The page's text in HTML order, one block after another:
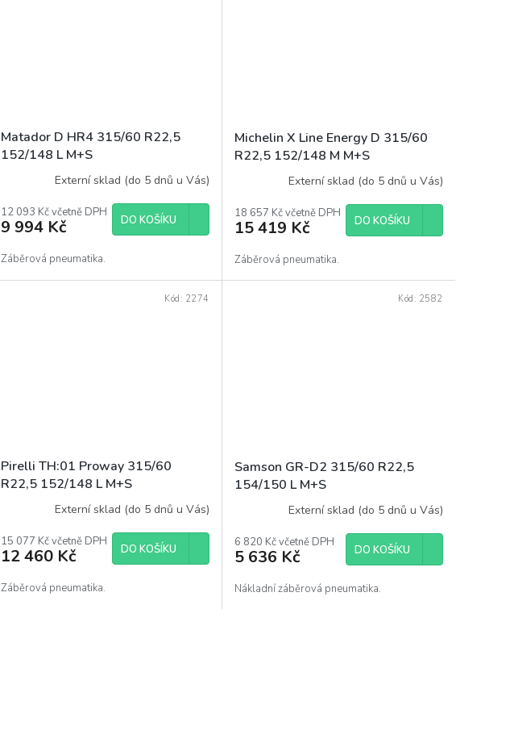
Matador D HR4 315/60 R22,5
152/148 L M+S
Externí sklad (do 5 dnů u Vás)
12 093 Kč včetně DPH
9 994 Kč DO KOŠÍKU
Záběrová pneumatika.
Michelin X Line Energy D 315/60
R22,5 152/148 M M+S
Externí sklad (do 5 dnů u Vás)
18 657 Kč včetně DPH
15 419 Kč DO KOŠÍKU
Záběrová pneumatika.
Pirelli TH:01 Proway 315/60
R22,5 152/148 L M+S
Externí sklad (do 5 dnů u Vás)
15 077 Kč včetně DPH
12 460 Kč DO KOŠÍKU
Záběrová pneumatika.
Kód: 2274
Samson GR-D2 315/60 R22,5
154/150 L M+S
Externí sklad (do 5 dnů u Vás)
6 820 Kč včetně DPH
5 636 Kč DO KOŠÍKU
Nákladní záběrová pneumatika.
Kód: 2582